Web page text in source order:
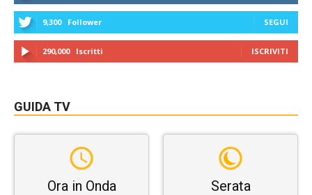
9,300 Follower SEGUI
290,000 Iscritti ISCRIVITI
GUIDA TV
Ora in Onda Serata